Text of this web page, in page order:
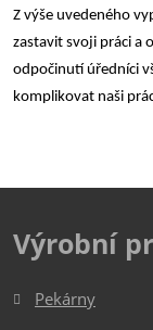
Z výše uvedeného
zastavit svoji práci a
odpočinutí úředníci
komplikovat naši
Výrobní
Pekárny